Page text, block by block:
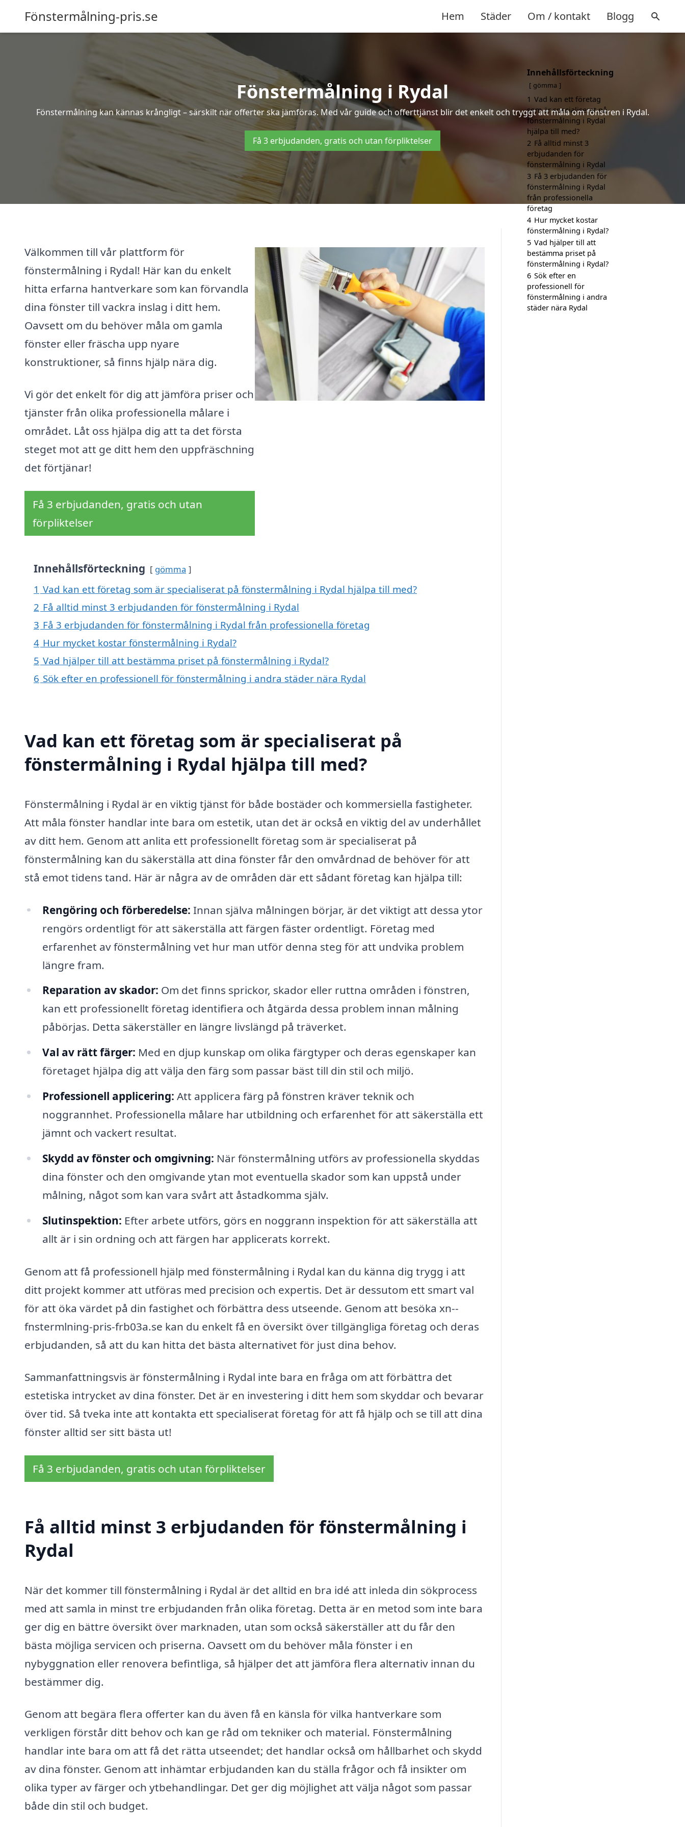
Fönstermålning-pris.se Hem Städer Om / kontakt Blogg
Fönstermålning i Rydal
Fönstermålning kan kännas krångligt – särskilt när offerter ska jämföras. Med vår guide och offerttjänst blir det enkelt och tryggt att måla om fönstren i Rydal.
Få 3 erbjudanden, gratis och utan förpliktelser
Välkommen till vår plattform för
fönstermålning i Rydal! Här kan du enkelt
hitta erfarna hantverkare som kan förvandla
dina fönster till vackra inslag i ditt hem.
Oavsett om du behöver måla om gamla
fönster eller fräscha upp nyare
konstruktioner, så finns hjälp nära dig.
Vi gör det enkelt för dig att jämföra priser och
tjänster från olika professionella målare i
området. Låt oss hjälpa dig att ta det första
steget mot att ge ditt hem den uppfräschning
det förtjänar!
Få 3 erbjudanden, gratis och utan
förpliktelser
Innehållsförteckning gömma
1 Vad kan ett företag som är specialiserat på fönstermålning i Rydal hjälpa till med?
2 Få alltid minst 3 erbjudanden för fönstermålning i Rydal
3 Få 3 erbjudanden för fönstermålning i Rydal från professionella företag
4 Hur mycket kostar fönstermålning i Rydal?
5 Vad hjälper till att bestämma priset på fönstermålning i Rydal?
6 Sök efter en professionell för fönstermålning i andra städer nära Rydal
Vad kan ett företag som är specialiserat på
fönstermålning i Rydal hjälpa till med?
Fönstermålning i Rydal är en viktig tjänst för både bostäder och kommersiella fastigheter.
Att måla fönster handlar inte bara om estetik, utan det är också en viktig del av underhållet
av ditt hem. Genom att anlita ett professionellt företag som är specialiserat på
fönstermålning kan du säkerställa att dina fönster får den omvårdnad de behöver för att
stå emot tidens tand. Här är några av de områden där ett sådant företag kan hjälpa till:
Rengöring och förberedelse: Innan själva målningen börjar, är det viktigt att dessa ytor
rengörs ordentligt för att säkerställa att färgen fäster ordentligt. Företag med
erfarenhet av fönstermålning vet hur man utför denna steg för att undvika problem
längre fram.
Reparation av skador: Om det finns sprickor, skador eller ruttna områden i fönstren,
kan ett professionellt företag identifiera och åtgärda dessa problem innan målning
påbörjas. Detta säkerställer en längre livslängd på träverket.
Val av rätt färger: Med en djup kunskap om olika färgtyper och deras egenskaper kan
företaget hjälpa dig att välja den färg som passar bäst till din stil och miljö.
Professionell applicering: Att applicera färg på fönstren kräver teknik och
noggrannhet. Professionella målare har utbildning och erfarenhet för att säkerställa ett
jämnt och vackert resultat.
Skydd av fönster och omgivning: När fönstermålning utförs av professionella skyddas
dina fönster och den omgivande ytan mot eventuella skador som kan uppstå under
målning, något som kan vara svårt att åstadkomma själv.
Slutinspektion: Efter arbete utförs, görs en noggrann inspektion för att säkerställa att
allt är i sin ordning och att färgen har applicerats korrekt.
Genom att få professionell hjälp med fönstermålning i Rydal kan du känna dig trygg i att
ditt projekt kommer att utföras med precision och expertis. Det är dessutom ett smart val
för att öka värdet på din fastighet och förbättra dess utseende. Genom att besöka xn--
fnstermlning-pris-frb03a.se kan du enkelt få en översikt över tillgängliga företag och deras
erbjudanden, så att du kan hitta det bästa alternativet för just dina behov.
Sammanfattningsvis är fönstermålning i Rydal inte bara en fråga om att förbättra det
estetiska intrycket av dina fönster. Det är en investering i ditt hem som skyddar och bevarar
över tid. Så tveka inte att kontakta ett specialiserat företag för att få hjälp och se till att dina
fönster alltid ser sitt bästa ut!
Få 3 erbjudanden, gratis och utan förpliktelser
Få alltid minst 3 erbjudanden för fönstermålning i
Rydal
När det kommer till fönstermålning i Rydal är det alltid en bra idé att inleda din sökprocess
med att samla in minst tre erbjudanden från olika företag. Detta är en metod som inte bara
ger dig en bättre översikt över marknaden, utan som också säkerställer att du får den
bästa möjliga servicen och priserna. Oavsett om du behöver måla fönster i en
nybyggnation eller renovera befintliga, så hjälper det att jämföra flera alternativ innan du
bestämmer dig.
Genom att begära flera offerter kan du även få en känsla för vilka hantverkare som
verkligen förstår ditt behov och kan ge råd om tekniker och material. Fönstermålning
handlar inte bara om att få det rätta utseendet; det handlar också om hållbarhet och skydd
av dina fönster. Genom att inhämtar erbjudanden kan du ställa frågor och få insikter om
olika typer av färger och ytbehandlingar. Det ger dig möjlighet att välja något som passar
både din stil och budget.
Innehållsförteckning
gömma
1 Vad kan ett företag
som är specialiserat på
fönstermålning i Rydal
hjälpa till med?
2 Få alltid minst 3
erbjudanden för
fönstermålning i Rydal
3 Få 3 erbjudanden för
fönstermålning i Rydal
från professionella
företag
4 Hur mycket kostar
fönstermålning i Rydal?
5 Vad hjälper till att
bestämma priset på
fönstermålning i Rydal?
6 Sök efter en
professionell för
fönstermålning i andra
städer nära Rydal